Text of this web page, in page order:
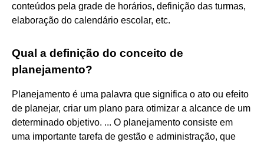
conteúdos pela grade de horários, definição das turmas,
elaboração do calendário escolar, etc.
Qual a definição do conceito de
planejamento?
Planejamento é uma palavra que significa o ato ou efeito
de planejar, criar um plano para otimizar a alcance de um
determinado objetivo. ... O planejamento consiste em
uma importante tarefa de gestão e administração, que